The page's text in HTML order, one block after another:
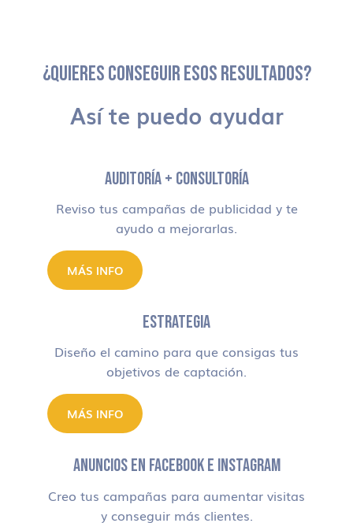
¿QUIERES CONSEGUIR ESOS RESULTADOS?
Así te puedo ayudar
AUDITORÍA + CONSULTORÍA
Reviso tus campañas de publicidad y te
ayudo a mejorarlas.
MÁS INFO
ESTRATEGIA
Diseño el camino para que consigas tus
objetivos de captación.
MÁS INFO
ANUNCIOS EN FACEBOOK E INSTAGRAM
Creo tus campañas para aumentar visitas
y conseguir más clientes.